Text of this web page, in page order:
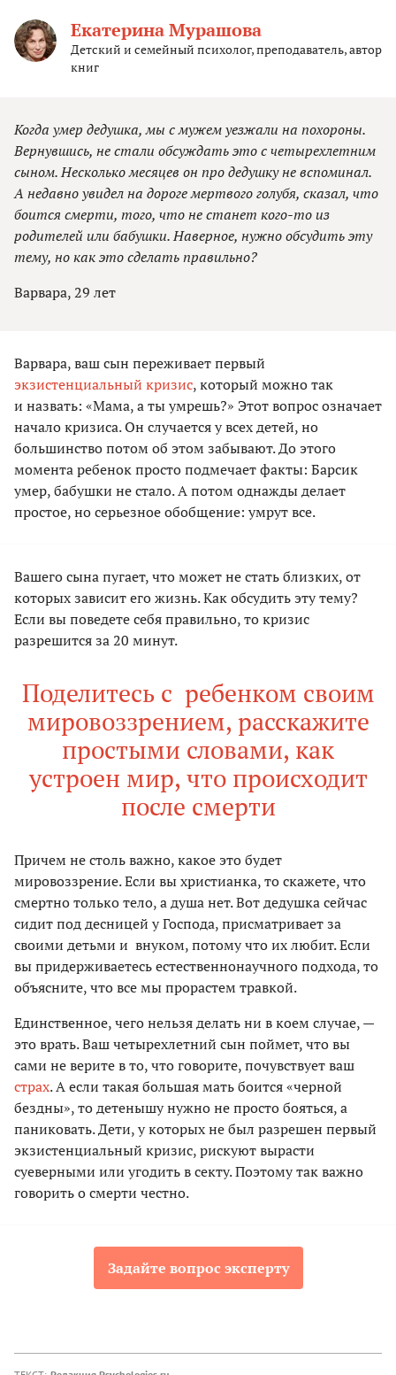
Екатерина Мурашова
Детский и семейный психолог, преподаватель, автор
книг
Когда умер дедушка, мы с мужем уезжали на похороны.
Вернувшись, не стали обсуждать это с четырехлетним
сыном. Несколько месяцев он про дедушку не вспоминал.
А недавно увидел на дороге мертвого голубя, сказал, что
боится смерти, того, что не станет кого-то из
родителей или бабушки. Наверное, нужно обсудить эту
тему, но как это сделать правильно?
Варвара, 29 лет
Варвара, ваш сын переживает первый
экзистенциальный кризис, который можно так
и назвать: «Мама, а ты умрешь?» Этот вопрос означает
начало кризиса. Он случается у всех детей, но
большинство потом об этом забывают. До этого
момента ребенок просто подмечает факты: Барсик
умер, бабушки не стало. А потом однажды делает
простое, но серьезное обобщение: умрут все.
Вашего сына пугает, что может не стать близких, от
которых зависит его жизнь. Как обсудить эту тему?
Если вы поведете себя правильно, то кризис
разрешится за 20 минут.
Поделитесь с ребенком своим
мировоззрением, расскажите
простыми словами, как
устроен мир, что происходит
после смерти
Причем не столь важно, какое это будет
мировоззрение. Если вы христианка, то скажете, что
смертно только тело, а душа нет. Вот дедушка сейчас
сидит под десницей у Господа, присматривает за
своими детьми и внуком, потому что их любит. Если
вы придерживаетесь естественнонаучного подхода, то
объясните, что все мы прорастем травкой.
Единственное, чего нельзя делать ни в коем случае, —
это врать. Ваш четырехлетний сын поймет, что вы
сами не верите в то, что говорите, почувствует ваш
страх. А если такая большая мать боится «черной
бездны», то детенышу нужно не просто бояться, а
паниковать. Дети, у которых не был разрешен первый
экзистенциальный кризис, рискуют вырасти
суеверными или угодить в секту. Поэтому так важно
говорить о смерти честно.
Задайте вопрос эксперту